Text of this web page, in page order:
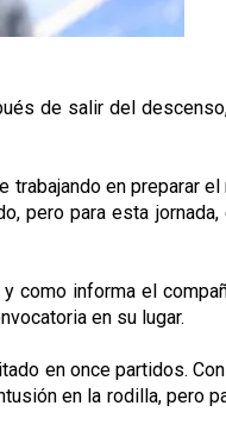
de salir del
en preparar
pero para esta
informa el
en su lugar.
en once partidos.
en la rodilla, pero